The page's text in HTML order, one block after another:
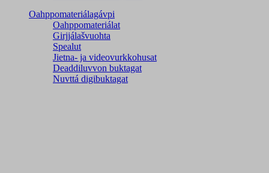
Oahppomateriálagávpi
Oahppomateriálat
Girjjálašvuohta
Spealut
Jietna- ja videovurkkohusat
Deaddiluvvon buktagat
Nuvttá digibuktagat